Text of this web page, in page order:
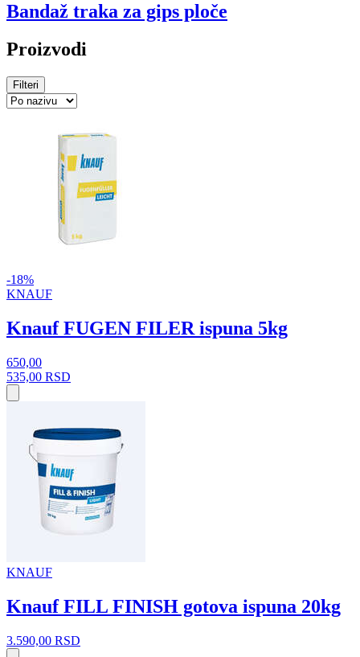
Bandaž traka za gips ploče
Proizvodi
Filteri
-18%
KNAUF
Knauf FUGEN FILER ispuna 5kg
650,00
535,00 RSD
KNAUF
Knauf FILL FINISH gotova ispuna 20kg
3.590,00 RSD